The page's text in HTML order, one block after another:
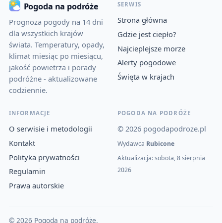
Pogoda na podróże
Prognoza pogody na 14 dni
dla wszystkich krajów
świata. Temperatury, opady,
klimat miesiąc po miesiącu,
jakość powietrza i porady
podróżne - aktualizowane
codziennie.
SERWIS
Strona główna
Gdzie jest ciepło?
Najcieplejsze morze
Alerty pogodowe
Święta w krajach
INFORMACJE
O serwisie i metodologii
Kontakt
Polityka prywatności
Regulamin
Prawa autorskie
POGODA NA PODRÓŻE
© 2026 pogodapodroze.pl
Wydawca Rubicone
Aktualizacja: sobota, 8 sierpnia
2026
© 2026 Pogoda na podróże.